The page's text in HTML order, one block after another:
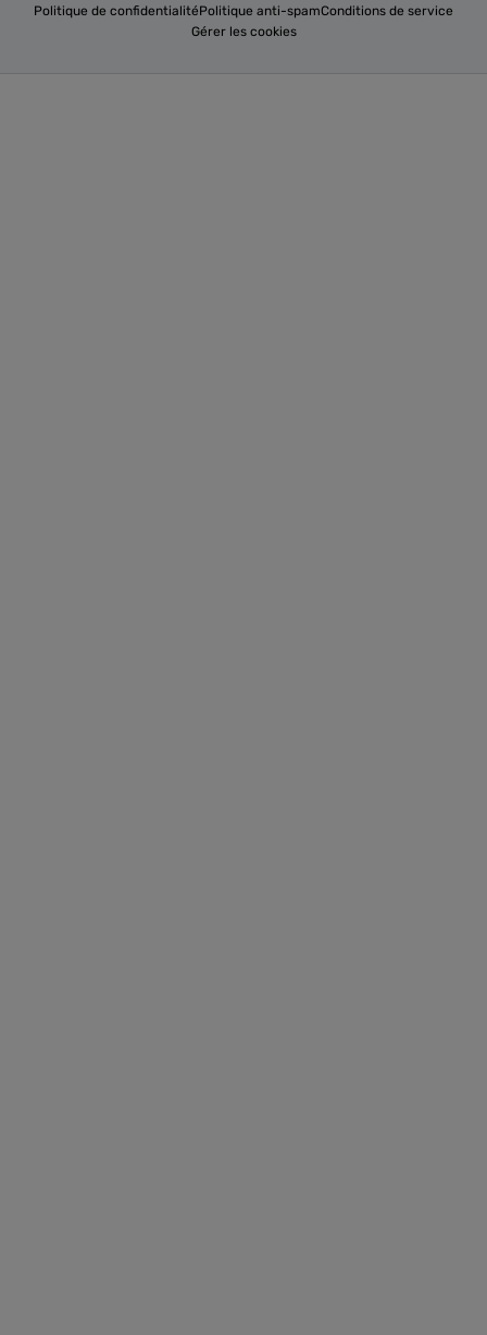
Politique de confidentialitéPolitique anti-spamConditions de service
Gérer les cookies